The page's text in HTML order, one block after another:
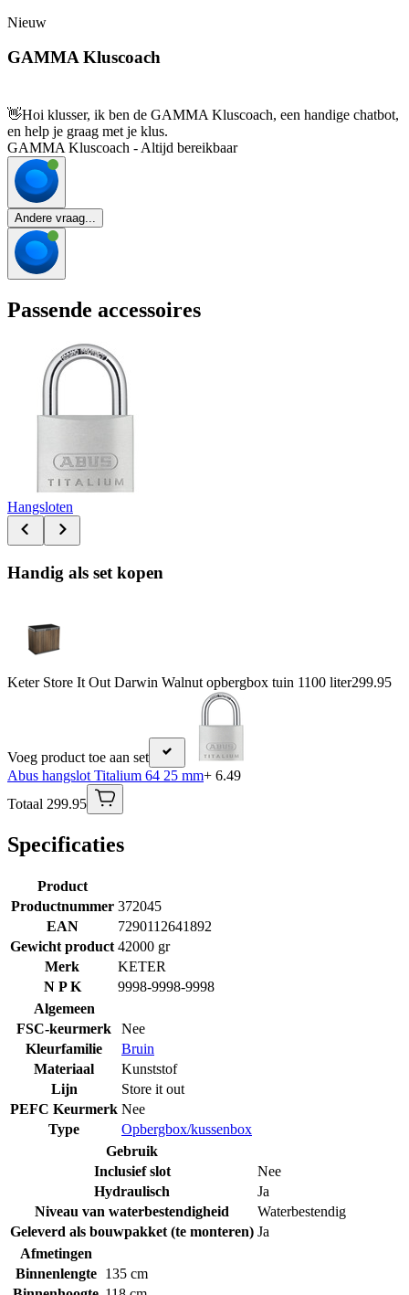
Nieuw
GAMMA Kluscoach
👋Hoi klusser, ik ben de GAMMA Kluscoach, een handige chatbot,
en help je graag met je klus.
GAMMA Kluscoach - Altijd bereikbaar
Andere vraag...
Passende accessoires
Hangsloten
Handig als set kopen
Keter Store It Out Darwin Walnut opbergbox tuin 1100 liter299.95
Voeg product toe aan set
Abus hangslot Titalium 64 25 mm+ 6.49
Totaal 299.95
Specificaties
Product
Productnummer 372045
EAN
7290112641892
Gewicht product 42000 gr
Merk
KETER
N P K
9998-9998-9998
Algemeen
FSC-keurmerk
Nee
Kleurfamilie
Bruin
Materiaal
Kunststof
Lijn
Store it out
PEFC Keurmerk Nee
Type
Opbergbox/kussenbox
Gebruik
Inclusief slot
Nee
Hydraulisch
Ja
Niveau van waterbestendigheid
Waterbestendig
Geleverd als bouwpakket (te monteren) Ja
Afmetingen
Binnenlengte
135 cm